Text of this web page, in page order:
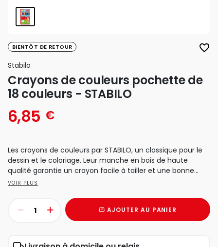
BIENTÔT DE RETOUR favorite_border
Stabilo
Crayons de couleurs pochette de
18 couleurs - STABILO
6,85 €
Les crayons de couleurs par STABILO, un classique pour le
dessin et le coloriage. Leur manche en bois de haute
qualité garantie un crayon facile à tailler et une bonne...
VOIR PLUS
AJOUTER AU PANIER